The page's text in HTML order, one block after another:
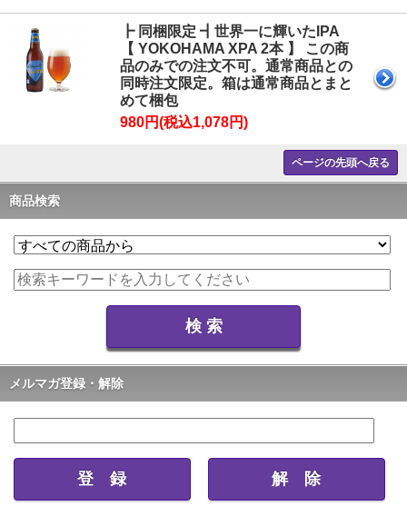
┣ 同梱限定 ┫世界一に輝いたIPA
【 YOKOHAMA XPA 2本 】 この商
品のみでの注文不可。通常商品との
同時注文限定。箱は通常商品とまと
めて梱包
980円(税込1,078円)
ページの先頭へ戻る
商品検索
メルマガ登録・解除